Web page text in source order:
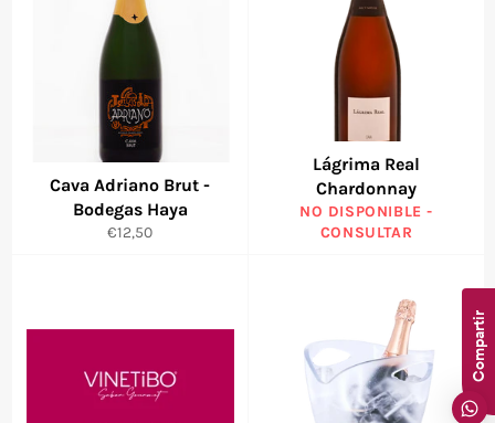
Cava Adriano Brut -
Bodegas Haya
Precio
€12,50
Lágrima Real
Chardonnay
NO DISPONIBLE -
CONSULTAR
Compartir